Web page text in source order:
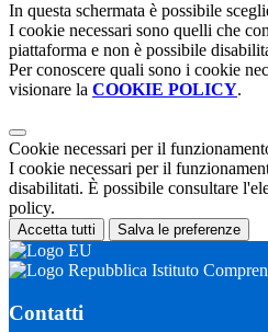
In questa schermata è possibile
I cookie necessari sono quelli che
piattaforma e non è possibile
Per conoscere quali sono i cookie
visionare la COOKIE POLICY.
Cookie necessari per il
I cookie necessari per il
disabilitati. È possibile consultare
policy.
Accetta tutti Salva le preferenze
Istituto
Contatti